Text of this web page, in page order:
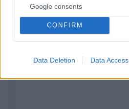
Google consents
CONFIRM
Data Deletion Data Access
EMAIL
ΣΧΌΛΙΟ *